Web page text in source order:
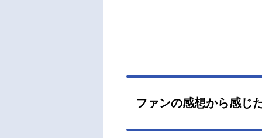
ファンの感想から感じ